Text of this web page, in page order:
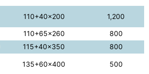
110+40×200 1,200
110+65×260
800
115+40×350
800
135+60×400
500